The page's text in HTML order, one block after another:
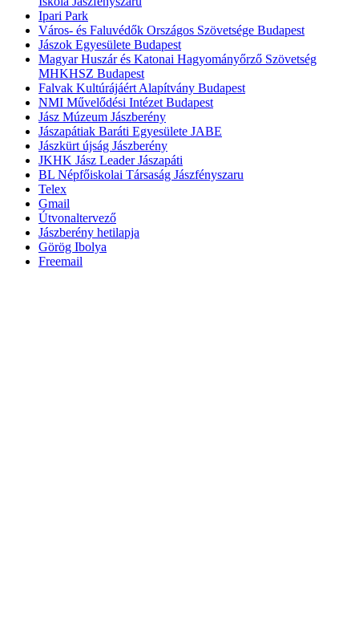
Ipari Park
Város- és Faluvédők Országos Szövetsége Budapest
Jászok Egyesülete Budapest
Magyar Huszár és Katonai Hagyományőrző Szövetség
MHKHSZ Budapest
Falvak Kultúrájáért Alapítvány Budapest
NMI Művelődési Intézet Budapest
Jász Múzeum Jászberény
Jászapátiak Baráti Egyesülete JABE
Jászkürt újság Jászberény
JKHK Jász Leader Jászapáti
BL Népfőiskolai Társaság Jászfényszaru
Telex
Gmail
Útvonaltervező
Jászberény hetilapja
Görög Ibolya
Freemail